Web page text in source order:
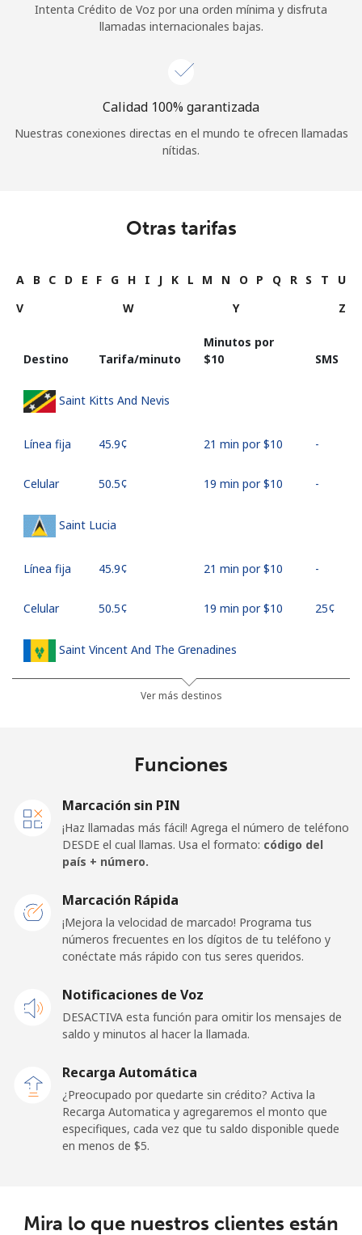
Intenta Crédito de Voz por una orden mínima y disfruta
llamadas internacionales bajas.
Calidad 100% garantizada
Nuestras conexiones directas en el mundo te ofrecen llamadas
nítidas.
Otras tarifas
A B C D E F G H I J K L M N O P Q R S T
U
V
W Y Z
Destino Tarifa/minuto
Minutos por
⁦$10⁩
SMS
Saint Kitts And Nevis
Línea fija ⁦45.9¢⁩ 21 min por ⁦$10⁩ -
Celular ⁦50.5¢⁩ 19 min por ⁦$10⁩ -
Saint Lucia
Línea fija ⁦45.9¢⁩ 21 min por ⁦$10⁩ -
Celular ⁦50.5¢⁩ 19 min por ⁦$10⁩ ⁦25¢⁩
Saint Vincent And The Grenadines
24 min por ⁦$10⁩
Línea fija
⁦195.5¢⁩
San Marino
Línea fija ⁦32.9¢⁩ 30 min por ⁦$10⁩ -
Sao Tome And Principe
country
⁦313.5¢⁩
Saudi Arabia
Ver más destinos
Funciones
Marcación sin PIN
¡Haz llamadas más fácil! Agrega el número de teléfono
DESDE el cual llamas. Usa el formato: código del
país + número.
Marcación Rápida
¡Mejora la velocidad de marcado! Programa tus
números frecuentes en los dígitos de tu teléfono y
conéctate más rápido con tus seres queridos.
Notificaciones de Voz
DESACTIVA esta función para omitir los mensajes de
saldo y minutos al hacer la llamada.
Recarga Automática
¿Preocupado por quedarte sin crédito? Activa la
Recarga Automatica y agregaremos el monto que
especifiques, cada vez que tu saldo disponible quede
en menos de ⁦$5⁩.
Mira lo que nuestros clientes están